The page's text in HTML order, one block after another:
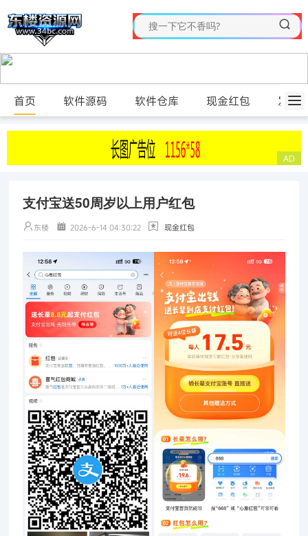
首页 软件源码 软件仓库 现金红包 发布
支付宝送50周岁以上用户红包
东楼 2026-6-14 04:30:22 现金红包